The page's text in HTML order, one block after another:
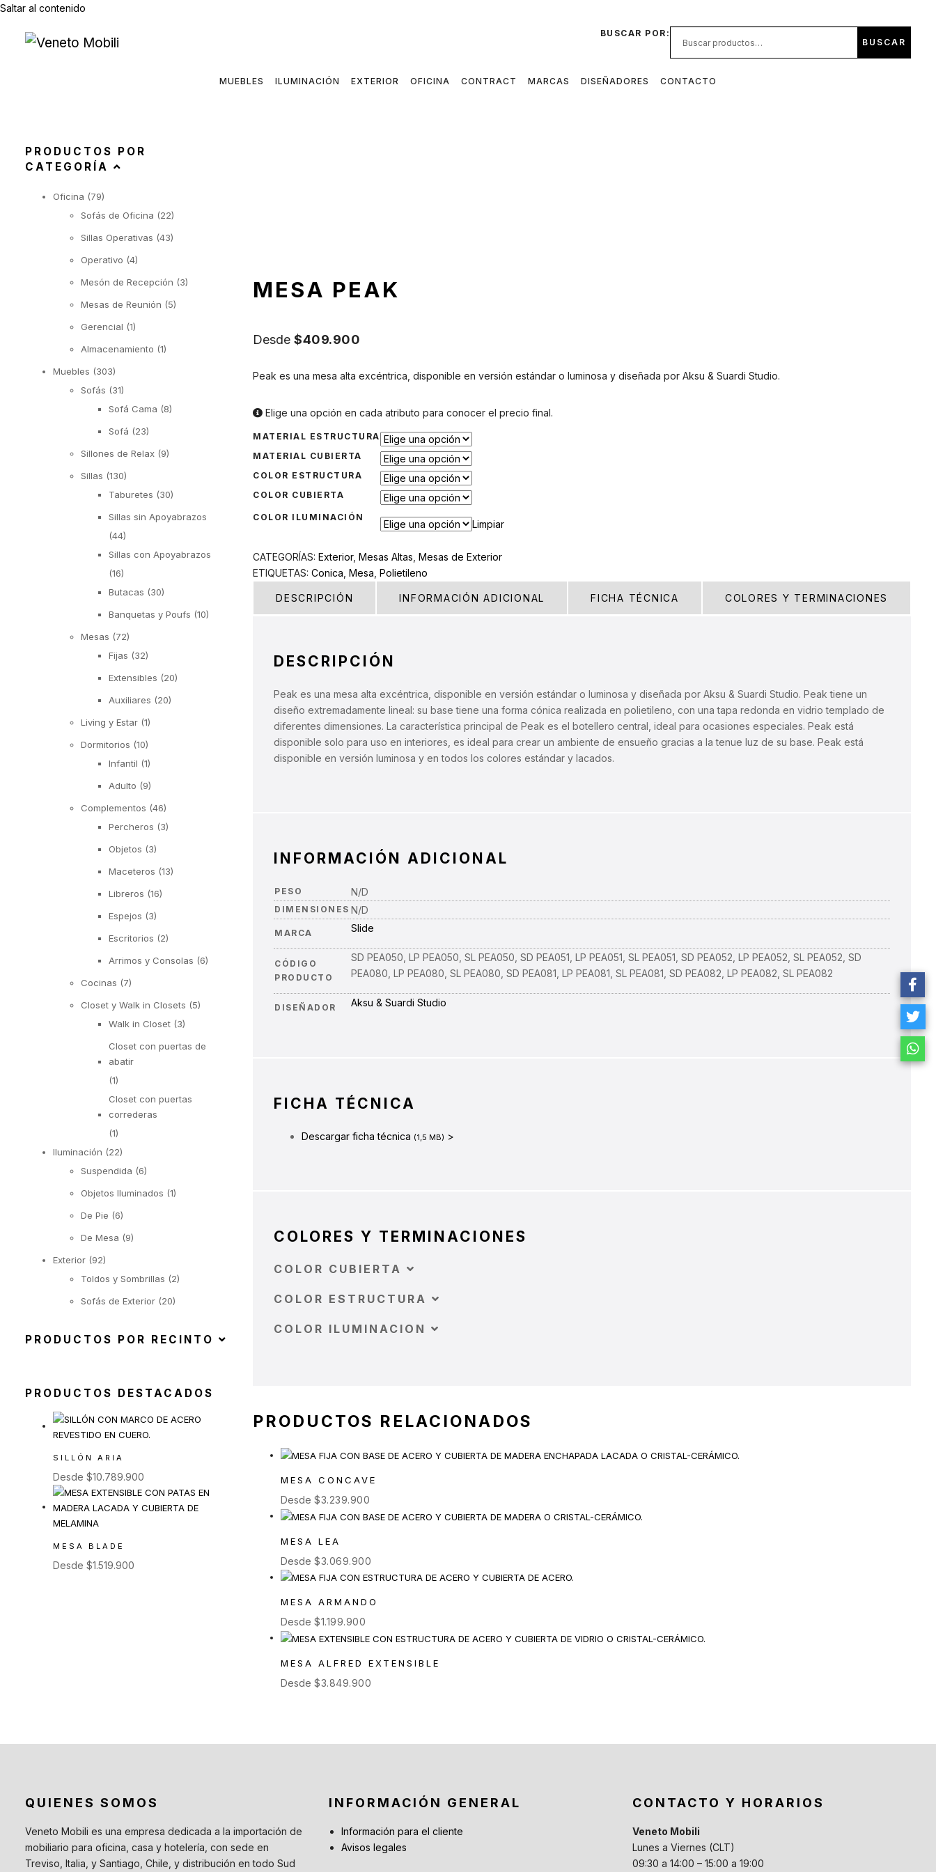
Saltar al contenido
BUSCAR POR:
BUSCAR
MUEBLES ILUMINACIÓN EXTERIOR OFICINA CONTRACT MARCAS DISEÑADORES CONTACTO
MESA PEAK
Desde $409.900
Peak es una mesa alta excéntrica, disponible en versión estándar o luminosa y diseñada por Aksu & Suardi Studio.
Elige una opción en cada atributo para conocer el precio final.
MATERIAL ESTRUCTURA
MATERIAL CUBIERTA
COLOR ESTRUCTURA
COLOR CUBIERTA
COLOR ILUMINACIÓN
Limpiar
CATEGORÍAS: Exterior, Mesas Altas Mesas de Exterior
ETIQUETAS: Conica Mesa Polietileno
DESCRIPCIÓN INFORMACIÓN ADICIONAL FICHA TÉCNICA COLORES Y TERMINACIONES
DESCRIPCIÓN
Peak es una mesa alta excéntrica, disponible en versión estándar o luminosa y diseñada por Aksu & Suardi Studio. Peak tiene un
diseño extremadamente lineal: su base tiene una forma cónica realizada en polietileno, con una tapa redonda en vidrio templado de
diferentes dimensiones. La característica principal de Peak es el botellero central, ideal para ocasiones especiales. Peak está
disponible solo para uso en interiores, es ideal para crear un ambiente de ensueño gracias a la tenue luz de su base. Peak está
disponible en versión luminosa y en todos los colores estándar y lacados.
INFORMACIÓN ADICIONAL
PESO N/D
DIMENSIONES N/D
MARCA Slide
CÓDIGO
PRODUCTO
SD PEA050, LP PEA050, SL PEA050, SD PEA051, LP PEA051, SL PEA051, SD PEA052, LP PEA052, SL PEA052, SD
PEA080, LP PEA080, SL PEA080, SD PEA081, LP PEA081, SL PEA081, SD PEA082, LP PEA082, SL PEA082
DISEÑADOR Aksu & Suardi Studio
FICHA TÉCNICA
Descargar ficha técnica (1,5 MB) >
COLORES Y TERMINACIONES
COLOR CUBIERTA
COLOR ESTRUCTURA
COLOR ILUMINACION
PRODUCTOS RELACIONADOS
MESA CONCAVE
Desde $3.239.900
MESA LEA
Desde $3.069.900
MESA ARMANDO
Desde $1.199.900
MESA ALFRED EXTENSIBLE
Desde $3.849.900
PRODUCTOS POR
CATEGORÍA
Oficina (79)
Sofás de Oficina (22)
Sillas Operativas (43)
Operativo (4)
Mesón de Recepción (3)
Mesas de Reunión (5)
Gerencial (1)
Almacenamiento (1)
Muebles (303)
Sofás (31)
Sofá Cama (8)
Sofá (23)
Sillones de Relax (9)
Sillas (130)
Taburetes (30)
Sillas sin Apoyabrazos
(44)
Sillas con Apoyabrazos
(16)
Butacas (30)
Banquetas y Poufs (10)
Mesas (72)
Fijas (32)
Extensibles (20)
Auxiliares (20)
Living y Estar (1)
Dormitorios (10)
Infantil (1)
Adulto (9)
Complementos (46)
Percheros (3)
Objetos (3)
Maceteros (13)
Libreros (16)
Espejos (3)
Escritorios (2)
Arrimos y Consolas (6)
Cocinas (7)
Closet y Walk in Closets (5)
Walk in Closet (3)
Closet con puertas de
abatir
(1)
Closet con puertas
correderas
(1)
Iluminación (22)
Suspendida (6)
Objetos Iluminados (1)
De Pie (6)
De Mesa (9)
Exterior (92)
Toldos y Sombrillas (2)
Sofás de Exterior (20)
Taburetes de Exterior (12)
(6)
Sillas de Exterior con
Apoyabrazos
Banquetas y Poufs de
Exterior
Reposeras
Mesas de Exterior
PRODUCTOS POR RECINTO
PRODUCTOS DESTACADOS
SILLÓN ARIA
Desde $10.789.900
MESA BLADE
Desde $1.519.900
QUIENES SOMOS
Veneto Mobili es una empresa dedicada a la importación de
mobiliario para oficina, casa y hotelería, con sede en
Treviso, Italia, y Santiago, Chile, y distribución en todo Sud
INFORMACIÓN GENERAL
Información para el cliente
Avisos legales
CONTACTO Y HORARIOS
Veneto Mobili
Lunes a Viernes (CLT)
09:30 a 14:00 – 15:00 a 19:00